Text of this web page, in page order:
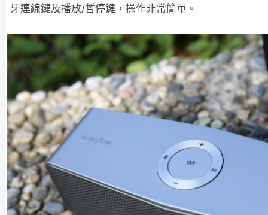
牙連線鍵及播放/暫停鍵，操作非常簡單。